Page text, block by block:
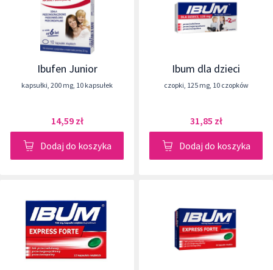
Ibufen Junior
kapsułki, 200 mg, 10 kapsułek
14,59 zł
Dodaj do koszyka
Ibum dla dzieci
czopki, 125 mg, 10 czopków
31,85 zł
Dodaj do koszyka